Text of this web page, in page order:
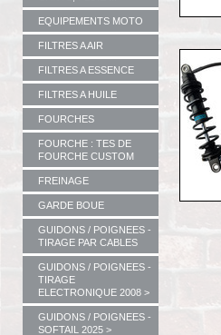
EQUIPEMENTS MOTO
FILTRES A AIR
FILTRES A ESSENCE
FILTRES A HUILE
FOURCHES
FOURCHE : TES DE
FOURCHE CUSTOM
FREINAGE
GARDE BOUE
GUIDONS / POIGNEES -
TIRAGE PAR CABLES
GUIDONS / POIGNEES -
TIRAGE
ELECTRONIQUE 2008 >
GUIDONS / POIGNEES -
SOFTAIL 2025 >